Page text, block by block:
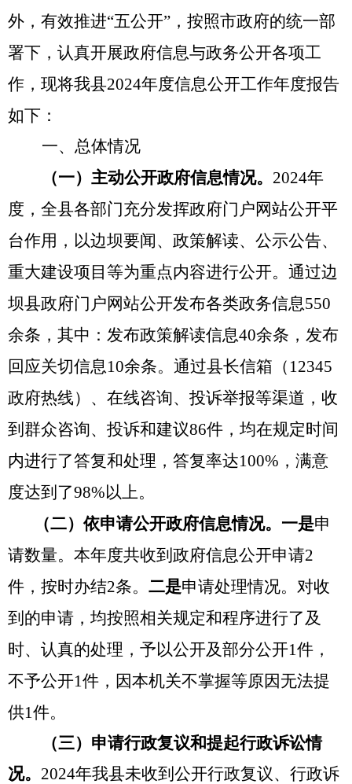
外，有效推进“五公开” ，按照市政府的统一部
署下，认真开展政府信息与政务公开各项工
作，现将我县2024年度信息公开工作年度报告
如下：
一、 总体情况
（一）主动公开政府信息情况。 2024年
度，全县各部门充分发挥政府门户网站公开平
台作用，以边坝要闻、 政策解读、公示公告、
重大建设项目等为重点内容进行公开。通过边
坝县政府门户网站公开发布各类政务信息550
余条，其中：发布政策解读信息40余条， 发布
回应关切信息10余条。 通过县长信箱 （ 12345
政府热线） 、在线咨询、投诉举报等渠道，收
到 群众咨询、 投诉和建议86件，均在规定时间
内进行了答复和处理，答复率达100%， 满意
度达到了98%以上。
（二）依申请公开政府信息情况。 一是申
请数量。 本年度共收到政府信息公开申请2
件，按时办结2条。 二是申请处理情况。 对收
到的申请，均按照相关规定和程序进行了及
时、认真的处理，予以公开及部分公开1件 ，
不予公开1件，因本机关不掌握等原因无法提
供1件。
（三）申请行政复议和提起行政诉讼情
况。 2024年我县未收到公开行政复议、行政诉